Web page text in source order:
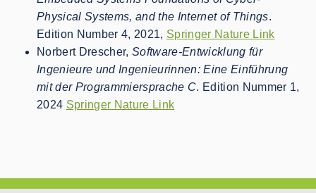
Physical Systems, and the Internet of Things.
Edition Number 4, 2021, Springer Nature Link
Norbert Drescher, Software-Entwicklung für
Ingenieure und Ingenieurinnen: Eine Einführung
mit der Programmiersprache C. Edition Nummer 1,
2024 Springer Nature Link